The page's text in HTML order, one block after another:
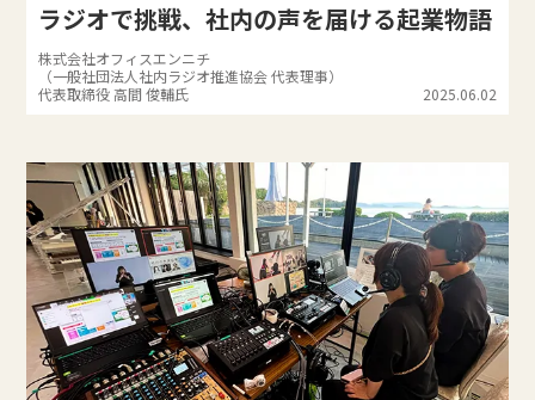
ラジオで挑戦、社内の声を届ける起業物語
株式会社オフィスエンニチ
（一般社団法人社内ラジオ推進協会 代表理事）
代表取締役 高間 俊輔氏
2025.06.02